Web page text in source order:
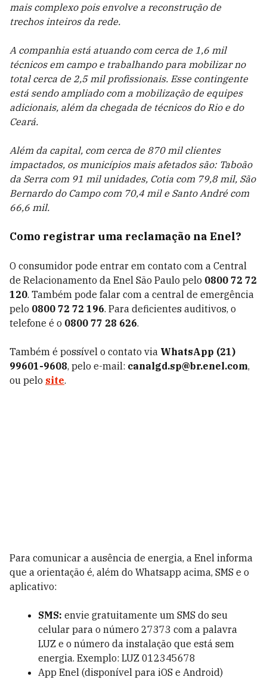
mais complexo pois envolve a reconstrução de
trechos inteiros da rede.
A companhia está atuando com cerca de 1,6 mil
técnicos em campo e trabalhando para mobilizar no
total cerca de 2,5 mil profissionais. Esse contingente
está sendo ampliado com a mobilização de equipes
adicionais, além da chegada de técnicos do Rio e do
Ceará.
Além da capital, com cerca de 870 mil clientes
impactados, os municípios mais afetados são: Taboão
da Serra com 91 mil unidades, Cotia com 79,8 mil, São
Bernardo do Campo com 70,4 mil e Santo André com
66,6 mil.
Como registrar uma reclamação na Enel?
O consumidor pode entrar em contato com a Central
de Relacionamento da Enel São Paulo pelo 0800 72 72
120. Também pode falar com a central de emergência
pelo 0800 72 72 196. Para deficientes auditivos, o
telefone é o 0800 77 28 626.
Também é possível o contato via WhatsApp (21)
99601-9608, pelo e-mail: canalgd.sp@br.enel.com,
ou pelo site.
Para comunicar a ausência de energia, a Enel informa
que a orientação é, além do Whatsapp acima, SMS e o
aplicativo:
SMS: envie gratuitamente um SMS do seu
celular para o número 27373 com a palavra
LUZ e o número da instalação que está sem
energia. Exemplo: LUZ 012345678
App Enel (disponível para iOS e Android)